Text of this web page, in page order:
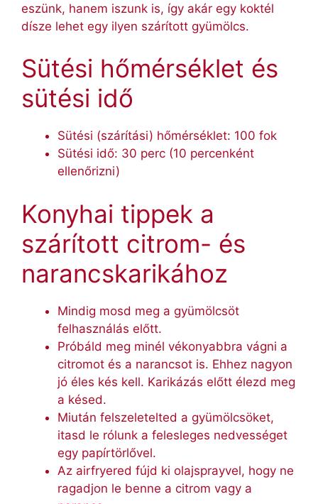
eszünk, hanem iszunk is, így akár egy koktél
dísze lehet egy ilyen szárított gyümölcs.
Sütési hőmérséklet és
sütési idő
Sütési (szárítási) hőmérséklet: 100 fok
Sütési idő: 30 perc (10 percenként
ellenőrizni)
Konyhai tippek a
szárított citrom- és
narancskarikához
Mindig mosd meg a gyümölcsöt
felhasználás előtt.
Próbáld meg minél vékonyabbra vágni a
citromot és a narancsot is. Ehhez nagyon
jó éles kés kell. Karikázás előtt élezd meg
a késed.
Miután felszeletelted a gyümölcsöket,
itasd le rólunk a felesleges nedvességet
egy papírtörlővel.
Az airfryered fújd ki olajsprayvel, hogy ne
ragadjon le benne a citrom vagy a